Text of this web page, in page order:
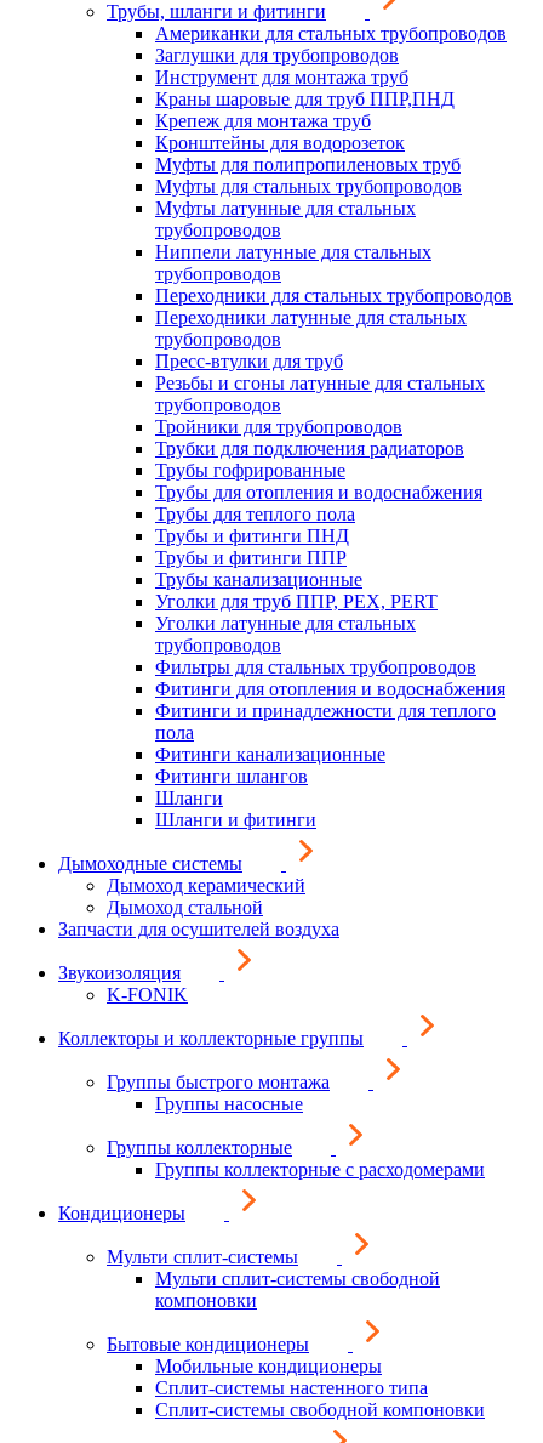
Трубы, шланги и фитинги
Американки для стальных трубопроводов
Заглушки для трубопроводов
Инструмент для монтажа труб
Краны шаровые для труб ППР,ПНД
Крепеж для монтажа труб
Кронштейны для водорозеток
Муфты для полипропиленовых труб
Муфты для стальных трубопроводов
Муфты латунные для стальных
трубопроводов
Ниппели латунные для стальных
трубопроводов
Переходники для стальных трубопроводов
Переходники латунные для стальных
трубопроводов
Пресс-втулки для труб
Резьбы и сгоны латунные для стальных
трубопроводов
Тройники для трубопроводов
Трубки для подключения радиаторов
Трубы гофрированные
Трубы для отопления и водоснабжения
Трубы для теплого пола
Трубы и фитинги ПНД
Трубы и фитинги ППР
Трубы канализационные
Уголки для труб ППР, PEX, PERT
Уголки латунные для стальных
трубопроводов
Фильтры для стальных трубопроводов
Фитинги для отопления и водоснабжения
Фитинги и принадлежности для теплого
пола
Фитинги канализационные
Фитинги шлангов
Шланги
Шланги и фитинги
Дымоходные системы
Дымоход керамический
Дымоход стальной
Запчасти для осушителей воздуха
Звукоизоляция
K-FONIK
Коллекторы и коллекторные группы
Группы быстрого монтажа
Группы насосные
Группы коллекторные
Группы коллекторные с расходомерами
Кондиционеры
Мульти сплит-системы
Мульти сплит-системы свободной
компоновки
Бытовые кондиционеры
Мобильные кондиционеры
Сплит-системы настенного типа
Сплит-системы свободной компоновки